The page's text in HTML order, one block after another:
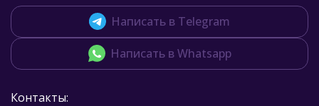
Написать в Telegram
Написать в Whatsapp
Контакты: